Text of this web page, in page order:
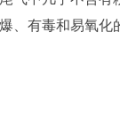
、有毒和易氧化